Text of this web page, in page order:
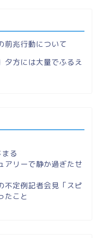
前兆行動について
夕方には大量でふるえ
る
アリーで静か過ぎたせ
不定例記者会見「スピ
たこと